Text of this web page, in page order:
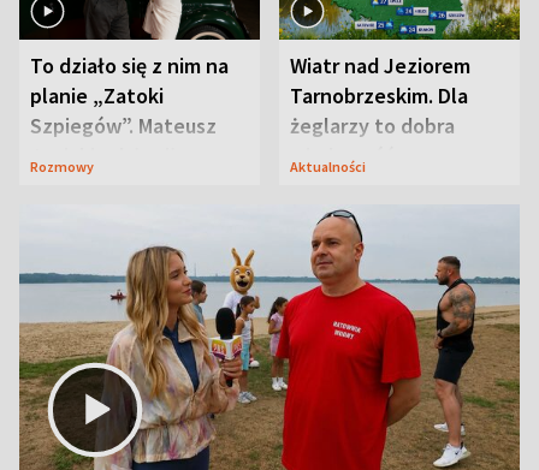
To działo się z nim na
planie „Zatoki
Szpiegów”. Mateusz
Janicki odsłonił
Rozmowy
Wiatr nad Jeziorem
Tarnobrzeskim. Dla
żeglarzy to dobra
wiadomość
Aktualności